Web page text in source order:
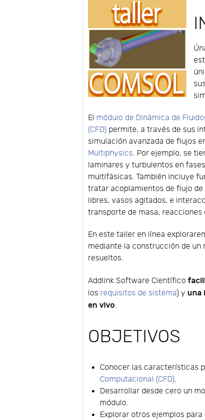
El módulo de Dinámica de
(CFD) permite, a través de sus
simulación avanzada de flujos
Multiphysics. Por ejemplo, se
laminares y turbulentos en
multifásicas. También incluye
tratar acoplamientos de flujo de
libres, vasos agitados, e
transporte de masa,
En este taller en línea
mediante la construcción de un
resueltos.
Addlink Software Científico
los requisitos de sistema) y una
en vivo.
OBJETIVOS
Conocer las características
Computacional (CFD).
Desarrollar desde cero un
módulo.
Explorar otros ejemplos